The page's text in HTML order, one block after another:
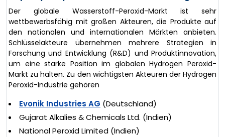
Der globale Wasserstoff-Peroxid-Markt ist sehr
wettbewerbsfähig mit großen Akteuren, die Produkte auf
den nationalen und internationalen Märkten anbieten.
Schlüsselakteure übernehmen mehrere Strategien in
Forschung und Entwicklung (R&D) und Produktinnovation,
um eine starke Position im globalen Hydrogen Peroxid-
Markt zu halten. Zu den wichtigsten Akteuren der Hydrogen
Peroxid-Industrie gehören
Evonik Industries AG (Deutschland)
Gujarat Alkalies & Chemicals Ltd. (Indien)
National Peroxid Limited (Indien)